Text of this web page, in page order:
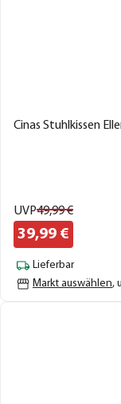
Cinas Stuhlkissen
UVP49,99€
39,99 €
Lieferbar
Markt auswählen,